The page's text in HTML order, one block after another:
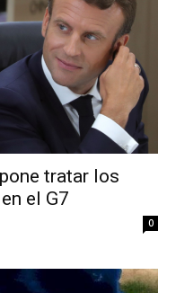
tratar los
el G7
0